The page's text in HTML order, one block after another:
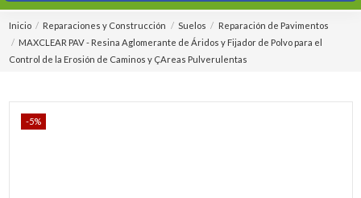
Inicio Reparaciones y Construcción Suelos
Reparación de Pavimentos
MAXCLEAR PAV - Resina Aglomerante de Áridos y Fijador de Polvo para el
Control de la Erosión de Caminos y ÇAreas Pulverulentas
-5%